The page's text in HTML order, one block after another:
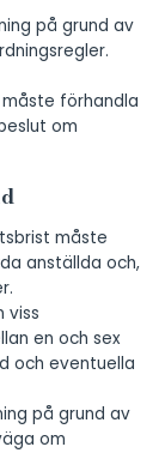
på grund av
förhandla
om
måste
anställda och,
viss
en och sex
och eventuella
på grund av
om